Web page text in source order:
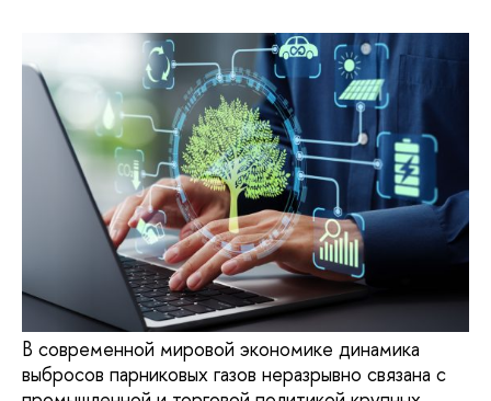
В современной мировой экономике динамика
выбросов парниковых газов неразрывно связана с